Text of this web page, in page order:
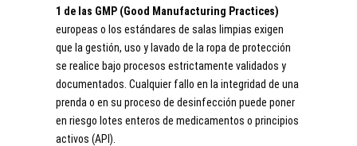
1 de las GMP (Good Manufacturing Practices)
europeas o los estándares de salas limpias exigen
que la gestión, uso y lavado de la ropa de protección
se realice bajo procesos estrictamente validados y
documentados. Cualquier fallo en la integridad de una
prenda o en su proceso de desinfección puede poner
en riesgo lotes enteros de medicamentos o principios
activos (API).